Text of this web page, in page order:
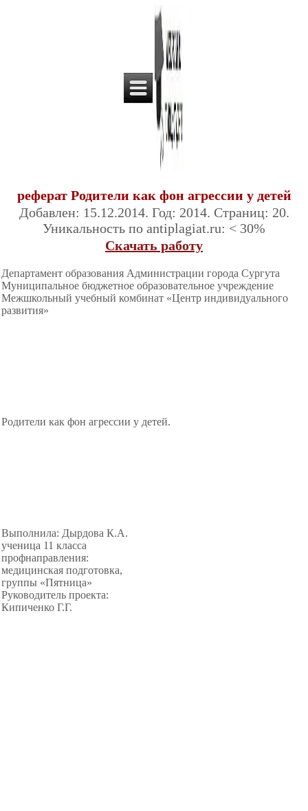
реферат Родители как фон агрессии у детей
Добавлен: 15.12.2014. Год: 2014. Страниц: 20.
Уникальность по antiplagiat.ru: < 30%
Скачать работу
Департамент образования Администрации города Сургута
Муниципальное бюджетное образовательное учреждение
Межшкольный учебный комбинат «Центр индивидуального
развития»
Родители как фон агрессии у детей.
Выполнила: Дырдова К.А.
ученица 11 класса
профнаправления:
медицинская подготовка,
группы «Пятница»
Руководитель проекта:
Кипиченко Г.Г.